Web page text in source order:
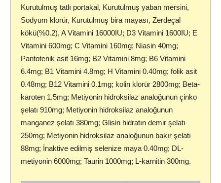
Kurutulmuş tatlı portakal, Kurutulmuş yaban mersini,
Sodyum klorür, Kurutulmuş bira mayası, Zerdeçal
kökü(%0.2), A Vitamini 16000IU; D3 Vitamini 1600IU; E
Vitamini 600mg; C Vitamini 160mg; Niasin 40mg;
Pantotenik asit 16mg; B2 Vitamini 8mg; B6 Vitamini
6.4mg; B1 Vitamini 4.8mg; H Vitamini 0.40mg; folik asit
0.48mg; B12 Vitamini 0.1mg; kolin klorür 2800mg; Beta-
karoten 1.5mg; Metiyonin hidroksilaz analoğunun çinko
şelatı 910mg; Metiyonin hidroksilaz analoğunun
manganez şelatı 380mg; Glisin hidratın demir şelatı
250mg; Metiyonin hidroksilaz analoğunun bakır şelatı
88mg; İnaktive edilmiş selenize maya 0.40mg; DL-
metiyonin 6000mg; Taurin 1000mg; L-karnitin 300mg.